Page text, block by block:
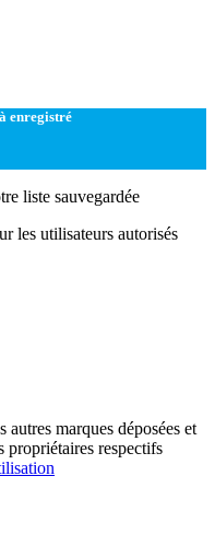
enregistré
liste sauvegardée
les utilisateurs autorisés
marques déposées et
propriétaires respectifs